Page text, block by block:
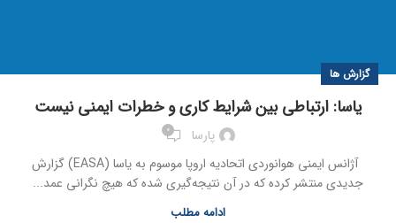
گزارش ها
یاسا: ارتباطی بین شرایط کاری و خطرات ایمنی نیست
پارسا 0
آژانس ایمنی هوانوردی اتحادیه اروپا موسوم به یاسا (EASA) گزارش
جدیدی منتشر کرده که در آن نتیجه‌گیری شده که هیچ نگرانی عمد...
ادامه مطلب